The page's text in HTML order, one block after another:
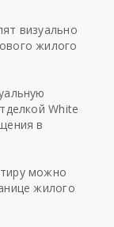
визуально
жилого
White
в
можно
жилого